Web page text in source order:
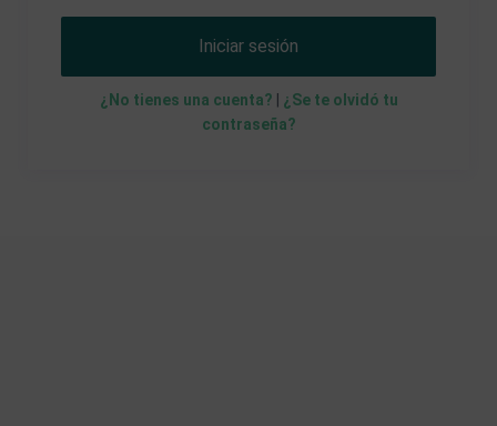
Iniciar sesión
¿No tienes una cuenta?
¿Se te olvidó tu
contraseña?